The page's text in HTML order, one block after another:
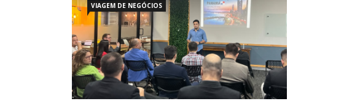
VIAGEM DE NEGÓCIOS